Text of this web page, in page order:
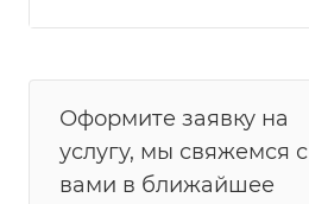
Оформите заявку на
услугу, мы свяжемся с
вами в ближайшее